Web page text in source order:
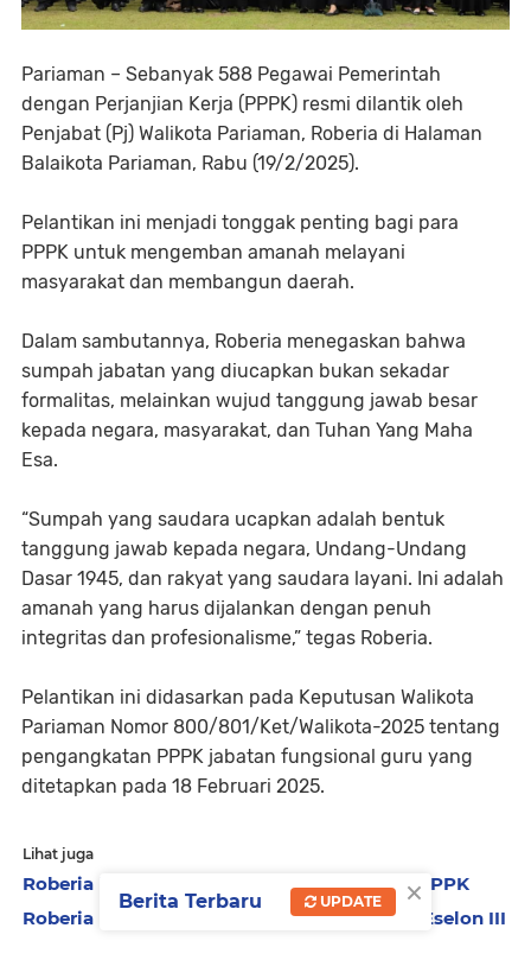
Pariaman – Sebanyak 588 Pegawai Pemerintah
dengan Perjanjian Kerja (PPPK) resmi dilantik oleh
Penjabat (Pj) Walikota Pariaman, Roberia di Halaman
Balaikota Pariaman, Rabu (19/2/2025).
Pelantikan ini menjadi tonggak penting bagi para
PPPK untuk mengemban amanah melayani
masyarakat dan membangun daerah.
Dalam sambutannya, Roberia menegaskan bahwa
sumpah jabatan yang diucapkan bukan sekadar
formalitas, melainkan wujud tanggung jawab besar
kepada negara, masyarakat, dan Tuhan Yang Maha
Esa.
“Sumpah yang saudara ucapkan adalah bentuk
tanggung jawab kepada negara, Undang-Undang
Dasar 1945, dan rakyat yang saudara layani. Ini adalah
amanah yang harus dijalankan dengan penuh
integritas dan profesionalisme,” tegas Roberia.
Pelantikan ini didasarkan pada Keputusan Walikota
Pariaman Nomor 800/801/Ket/Walikota-2025 tentang
pengangkatan PPPK jabatan fungsional guru yang
ditetapkan pada 18 Februari 2025.
Lihat juga
Roberia kumpulkan ratusan honorer calon PPPK
Roberia Lantik 71 Guru PPPK dan 3 Pejabat Eselon III
×
Berita Terbaru UPDATE